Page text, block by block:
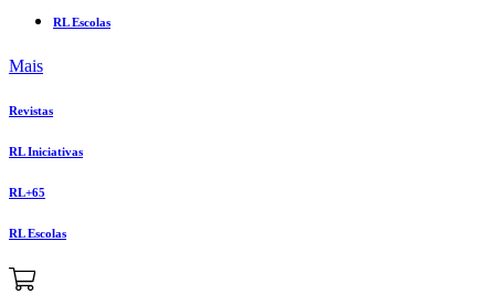
RL Escolas
Mais
Revistas
RL Iniciativas
RL+65
RL Escolas